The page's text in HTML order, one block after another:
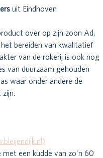
uit Eindhoven
over op zijn zoon Ad,
bereiden van kwalitatief
van de rokerij is ook nog
van duurzaam gehouden
waar onder andere de
zijn.
met een kudde van zo'n 60